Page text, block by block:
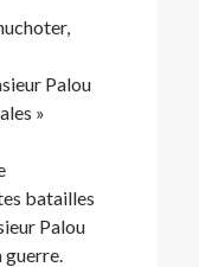
Palou
»
batailles
Palou
guerre.